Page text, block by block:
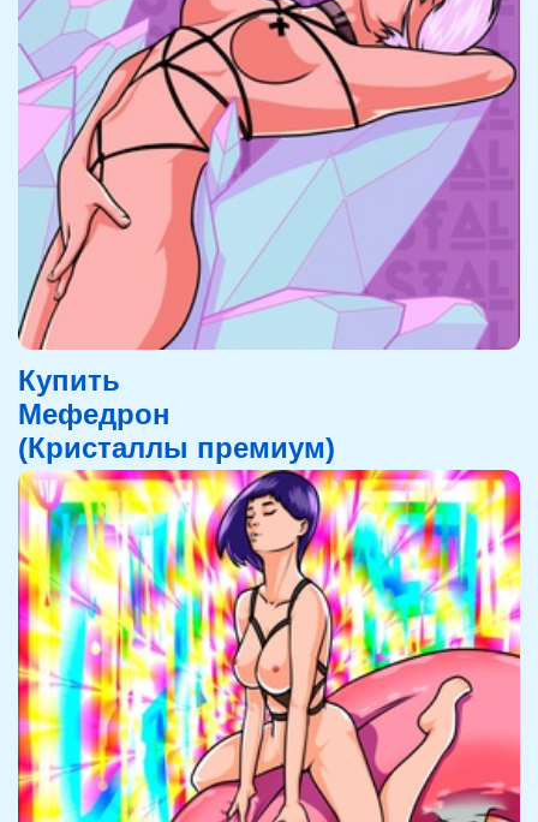
Купить
Мефедрон
(Кристаллы премиум)